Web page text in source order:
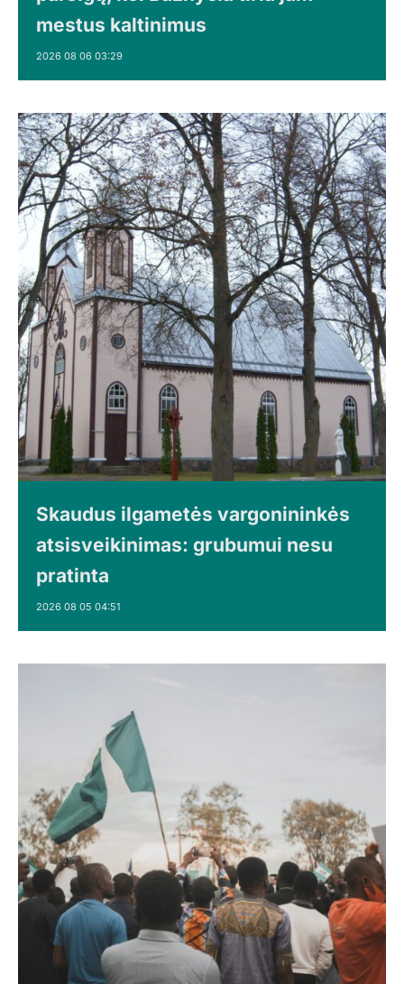
mestus kaltinimus
2026 08 06 03:29
Skaudus ilgametės vargonininkės
atsisveikinimas: grubumui nesu
pratinta
2026 08 05 04:51